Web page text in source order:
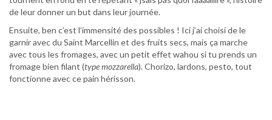
de leur donner un but dans leur journée.
Ensuite, ben c’est l’immensité des possibles ! Ici j’ai choisi de le
garnir avec du Saint Marcellin et des fruits secs, mais ça marche
avec tous les fromages, avec un petit effet wahou si tu prends un
fromage bien filant (type mozzarella). Chorizo, lardons, pesto, tout
fonctionne avec ce pain hérisson.